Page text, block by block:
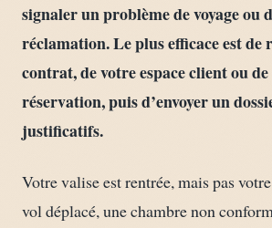
signaler un problème de voyage ou
réclamation. Le plus efficace est
contrat, de votre espace client ou
réservation, puis d’envoyer un
justificatifs.
Votre valise est rentrée, mais pas
vol déplacé, une chambre non